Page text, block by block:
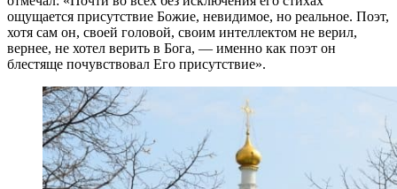
ощущается присутствие Божие, невидимое, но реальное. Поэт,
хотя сам он, своей головой, своим интеллектом не верил,
вернее, не хотел верить в Бога, — именно как поэт он
блестяще почувствовал Его присутствие».